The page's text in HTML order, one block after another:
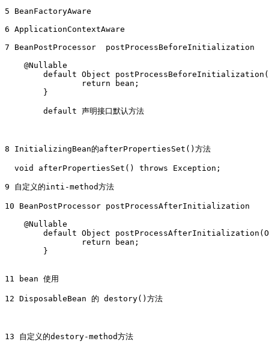
5 BeanFactoryAware
6 ApplicationContextAware
7 BeanPostProcessor  postProcessBeforeInitialization
    @Nullable
8 InitializingBean的afterPropertiesSet()方法
  void afterPropertiesSet() throws Exception;
9 自定义的inti-method方法
10 BeanPostProcessor postProcessAfterInitialization
    @Nullable
11 bean 使用
12 DisposableBean 的 destory()方法
13 自定义的destory-method方法